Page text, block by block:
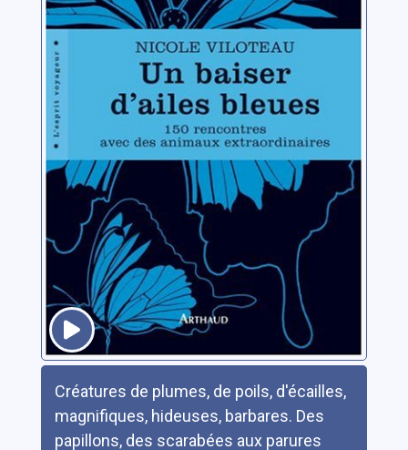
Créatures de plumes, de poils, d'écailles,
magnifiques, hideuses, barbares. Des
papillons, des scarabées aux parures